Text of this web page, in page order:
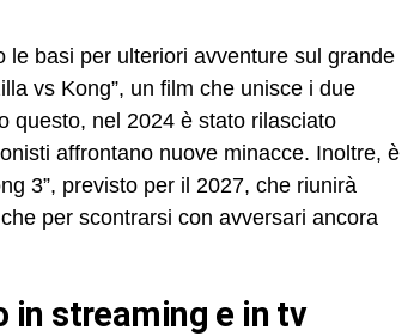
basi per ulteriori avventure sul grande
vs Kong”, un film che unisce i due
questo, nel 2024 è stato rilasciato
affrontano nuove minacce. Inoltre, è
3”, previsto per il 2027, che riunirà
per scontrarsi con avversari ancora
in streaming e in tv